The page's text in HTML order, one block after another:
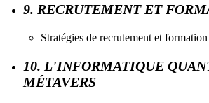
9. RECRUTEMENT ET
Stratégies de recrutement et
10. L'INFORMATIQUE
MÉTAVERS